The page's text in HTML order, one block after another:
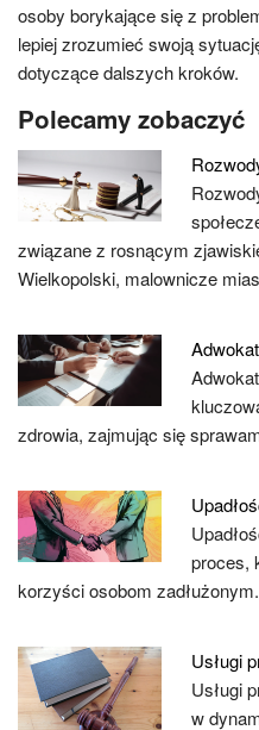
osoby borykające się z
lepiej zrozumieć swoją
dotyczące dalszych kroków.
Polecamy zobaczyć
związane z rosnącym
Wielkopolski, malownicze
zdrowia, zajmując się
proces,
korzyści osobom
Usługi
Usługi
w